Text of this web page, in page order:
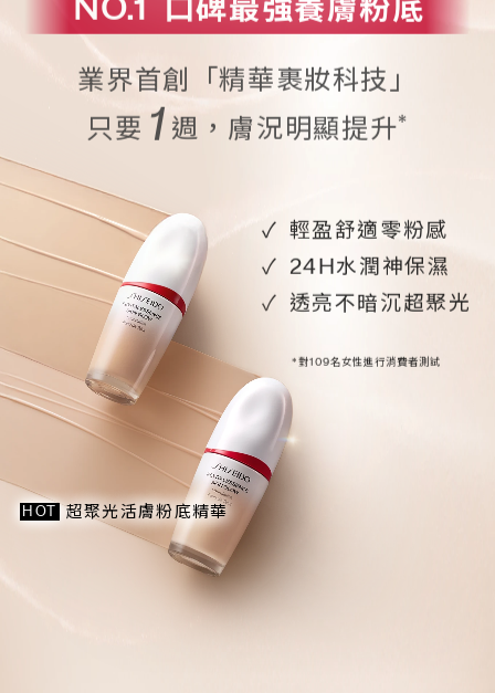
NO.1口碑最強養膚粉底
業界首創「精華裹妝科技」
1
輕盈舒適零粉感
24H水潤神保濕
HOT 超聚光活膚粉底精華